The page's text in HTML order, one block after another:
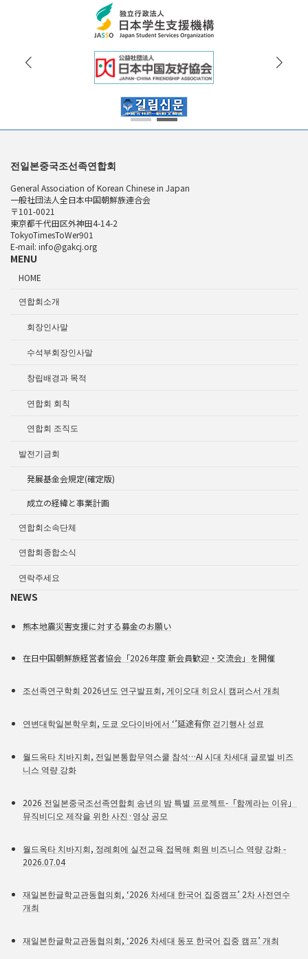
전일본중국조선족연합회
General Association of Korean Chinese in Japan
一般社団法人全日本中国朝鮮族連合会
〒101-0021
東京都千代田区外神田4-14-2
TokyoTimesToWer901
E-mail: info@gakcj.org
MENU
HOME
연합회소개
회장인사말
수석부회장인사말
창립배경과 목적
연합회 회칙
연합회 조직도
발전기금회
発展基金会規定(確定版)
成立の経緯と事業計画
연합회소속단체
연합회종합소식
연락주세요
NEWS
熊本地震災害支援に対する募金のお願い
在日中国朝鮮族経営者協会「2026年度 新会員歓迎・交流会」を開催
조선족연구학회 2026년도 연구발표회, 게이오대 히요시 캠퍼스서 개최
연변대학일본학우회, 도쿄 오다이바에서 ‘’延途有你 걷기행사 성료
월드옥타 치바지회, 전일본통합무역스쿨 참석…AI 시대 차세대 글로벌 비즈
니스 역량 강화
2026 전일본중국조선족연합회 송년의 밤 특별 프로젝트-「함께라는 이유」
뮤직비디오 제작을 위한 사진·영상 공모
월드옥타 치바지회, 정례회에 실전교육 접목해 회원 비즈니스 역량 강화 -
2026.07.04
재일본한글학교관동협의회, ‘2026 차세대 한국어 집중캠프’ 2차 사전연수
개최
재일본한글학교관동협의회, ‘2026 차세대 동포 한국어 집중 캠프’ 개최